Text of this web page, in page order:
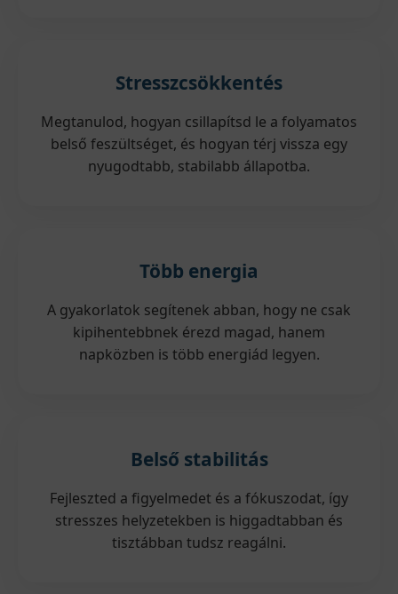
Stresszcsökkentés
Megtanulod, hogyan csillapítsd le a folyamatos
belső feszültséget, és hogyan térj vissza egy
nyugodtabb, stabilabb állapotba.
Több energia
A gyakorlatok segítenek abban, hogy ne csak
kipihentebbnek érezd magad, hanem
napközben is több energiád legyen.
Belső stabilitás
Fejleszted a figyelmedet és a fókuszodat, így
stresszes helyzetekben is higgadtabban és
tisztábban tudsz reagálni.